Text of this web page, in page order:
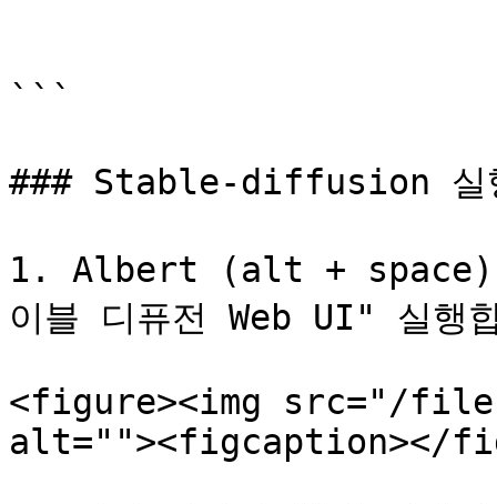
```
### Stable-diffusion 실
1. Albert (alt + space)
이블 디퓨전 Web UI" 실행
<figure><img src="/files/
alt=""><figcaption></